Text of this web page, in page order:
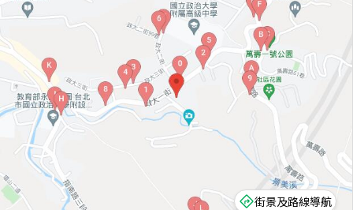
街景及路線導航